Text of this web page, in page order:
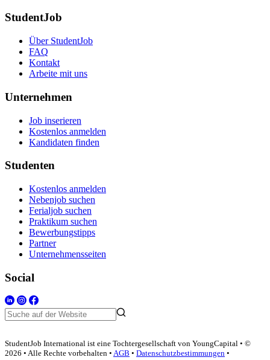
StudentJob
Über StudentJob
FAQ
Kontakt
Arbeite mit uns
Unternehmen
Job inserieren
Kostenlos anmelden
Kandidaten finden
Studenten
Kostenlos anmelden
Nebenjob suchen
Ferialjob suchen
Praktikum suchen
Bewerbungstipps
Partner
Unternehmensseiten
Social
StudentJob International ist eine Tochtergesellschaft von YoungCapital • ©
2026 • Alle Rechte vorbehalten • AGB • Datenschutzbestimmungen •